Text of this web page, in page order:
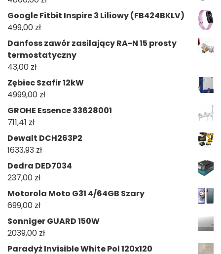
Google Fitbit Inspire 3 Liliowy (FB424BKLV)
499,00 zł
Danfoss zawór zasilający RA-N 15 prosty
termostatyczny
43,00 zł
Zębiec Szafir 12kW
4999,00 zł
GROHE Essence 33628001
711,41 zł
Dewalt DCH263P2
1633,93 zł
Dedra DED7034
237,00 zł
Motorola Moto G31 4/64GB Szary
699,00 zł
Sonniger GUARD 150W
2039,00 zł
Paradyż Invisible White Pol 120x120